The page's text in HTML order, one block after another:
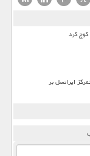
کوچ کرد
ایرانسل بر